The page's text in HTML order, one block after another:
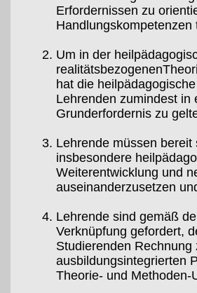
Erfordernissen zu
Um in der
hat die
Lehrenden zumindest in
Grunderfordernis zu
Lehrende müssen
insbesondere
Weiterentwicklung und
auseinanderzusetzen
Lehrende sind gemäß
Verknüpfung gefordert,
Studierenden
ausbildungsintegrierten
Theorie- und Methoden-